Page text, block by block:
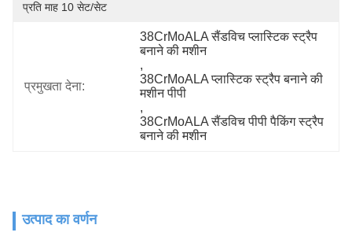
प्रति माह 10 सेट/सेट
प्रमुखता देना:
38CrMoALA सैंडविच प्लास्टिक स्ट्रैप
बनाने की मशीन
,
38CrMoALA प्लास्टिक स्ट्रैप बनाने की
मशीन पीपी
,
38CrMoALA सैंडविच पीपी पैकिंग स्ट्रैप
बनाने की मशीन
उत्पाद का वर्णन